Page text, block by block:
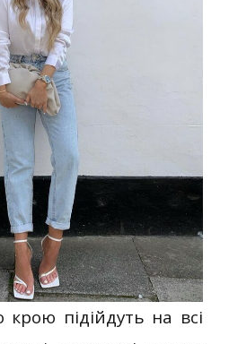
підійдуть на всі